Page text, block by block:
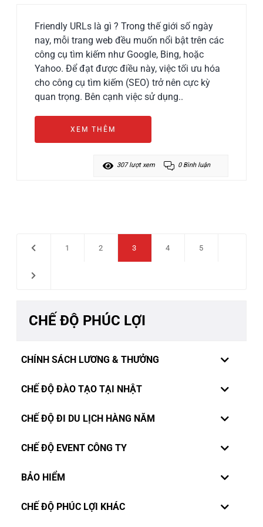
Friendly URLs là gì ? Trong thế giới số ngày
nay, mỗi trang web đều muốn nổi bật trên các
công cụ tìm kiếm như Google, Bing, hoặc
Yahoo. Để đạt được điều này, việc tối ưu hóa
cho công cụ tìm kiếm (SEO) trở nên cực kỳ
quan trọng. Bên cạnh việc sử dụng..
XEM THÊM
307 lượt xem 0 Bình luận
1 2 3 4 5
CHẾ ĐỘ PHÚC LỢI
CHÍNH SÁCH LƯƠNG & THƯỞNG
Rivercrane Việt Nam đặc biệt thiết lập chế độ xét tăng
CHẾ ĐỘ ĐÀO TẠO TẠI NHẬT
CHẾ ĐỘ ĐI DU LỊCH HÀNG NĂM
CHẾ ĐỘ EVENT CÔNG TY
BẢO HIỂM
CHẾ ĐỘ PHÚC LỢI KHÁC